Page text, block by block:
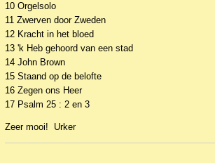
10 Orgelsolo
11 Zwerven door Zweden
12 Kracht in het bloed
13 'k Heb gehoord van een stad
14 John Brown
15 Staand op de belofte
16 Zegen ons Heer
17 Psalm 25 : 2 en 3
Zeer mooi! Urker